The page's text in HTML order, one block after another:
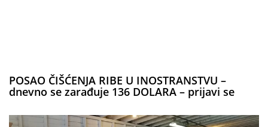
POSAO ČIŠĆENJA RIBE U INOSTRANSTVU –
dnevno se zarađuje 136 DOLARA – prijavi se